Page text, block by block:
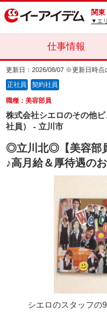
関東
▼エ
仕事情報
更新日：2026/08/07 ※更新日時点
正社員 契約社員
職種：美容部員
株式会社シエロのその他
社員） - 立川市
◎立川北◎【美容部
♪高月給＆厚待遇の
シエロのスタッフの